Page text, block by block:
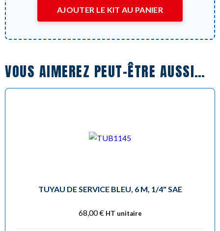
AJOUTER LE KIT AU PANIER
VOUS AIMEREZ PEUT-ÊTRE AUSSI…
TUYAU DE SERVICE BLEU, 6 M, 1/4" SAE
68,00€ HT unitaire